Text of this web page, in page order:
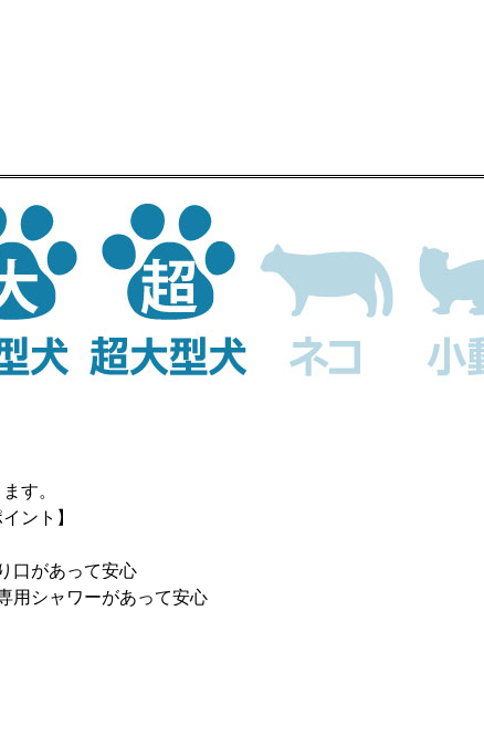
す。
ント】
口があって安心
用シャワーがあって安心